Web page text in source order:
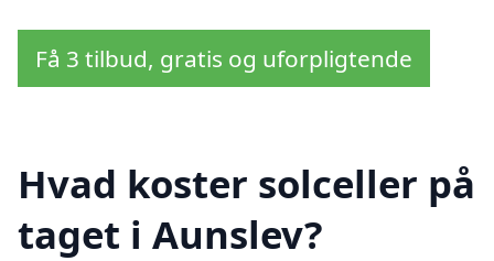
Få 3 tilbud, gratis og uforpligtende
Hvad koster solceller på
taget i Aunslev?